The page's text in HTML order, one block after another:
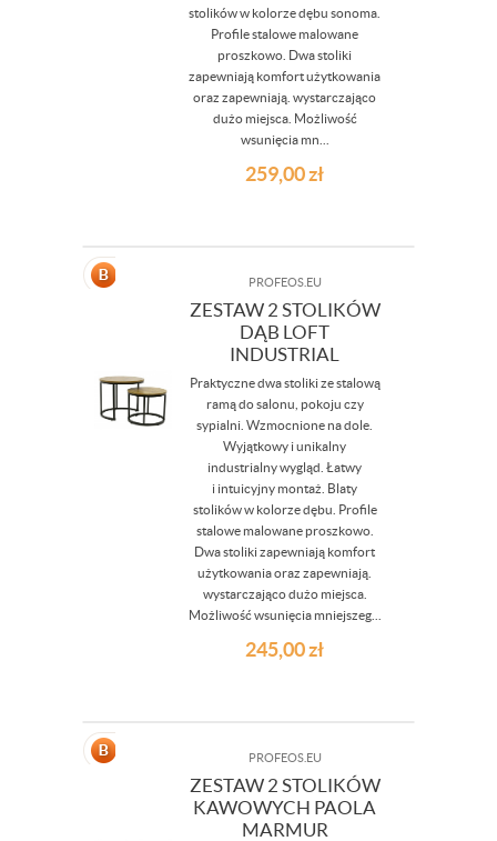
stolików w kolorze dębu sonoma.
Profile stalowe malowane
proszkowo. Dwa stoliki
zapewniają komfort użytkowania
oraz zapewniają. wystarczająco
dużo miejsca. Możliwość
wsunięcia mn...
259,00zł
PROFEOS.EU
ZESTAW 2 STOLIKÓW
DĄB LOFT
INDUSTRIAL
Praktyczne dwa stoliki ze stalową
ramą do salonu, pokoju czy
sypialni. Wzmocnione na dole.
Wyjątkowy i unikalny
industrialny wygląd. Łatwy
i intuicyjny montaż. Blaty
stolików w kolorze dębu. Profile
stalowe malowane proszkowo.
Dwa stoliki zapewniają komfort
użytkowania oraz zapewniają.
wystarczająco dużo miejsca.
Możliwość wsunięcia mniejszeg...
245,00zł
PROFEOS.EU
ZESTAW 2 STOLIKÓW
KAWOWYCH PAOLA
MARMUR